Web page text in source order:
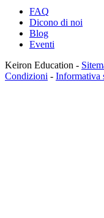
FAQ
Dicono di noi
Blog
Eventi
Keiron Education -
Condizioni - Informativa